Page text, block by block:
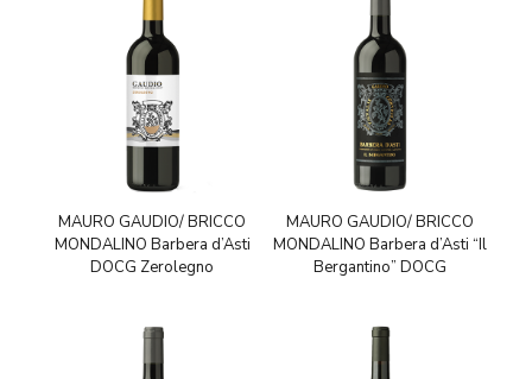
MAURO GAUDIO/ BRICCO
MONDALINO Barbera d’Asti
DOCG Zerolegno
MAURO GAUDIO/ BRICCO
MONDALINO Barbera d’Asti “Il
Bergantino” DOCG